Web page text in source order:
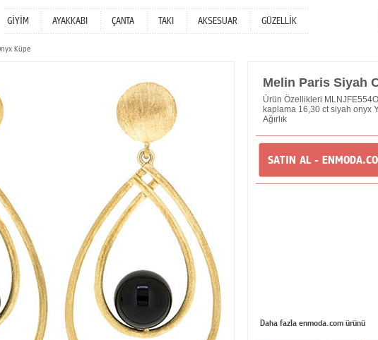
GİYİM AYAKKABI ÇANTA TAKI AKSESUAR GÜZELLİK
Küpe
Melin Paris Siyah
Ürün Özellikleri
kaplama 16,30 ct siyah onyx
Ağırlık
SATIN AL -
Daha fazla enmoda.com ürünü